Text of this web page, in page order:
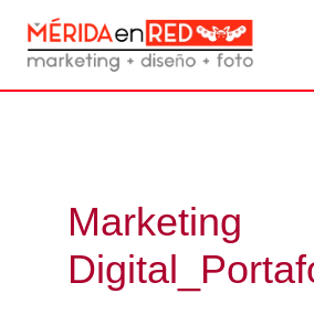
contenido
Marketing